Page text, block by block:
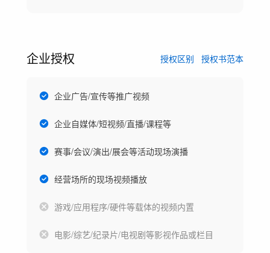
企业授权 授权区别 授权书范本
企业广告/宣传等推广视频
企业自媒体/短视频/直播/课程等
赛事/会议/演出/展会等活动现场演播
经营场所的现场视频播放
游戏/应用程序/硬件等载体的视频内置
电影/综艺/纪录片/电视剧等影视作品或栏目